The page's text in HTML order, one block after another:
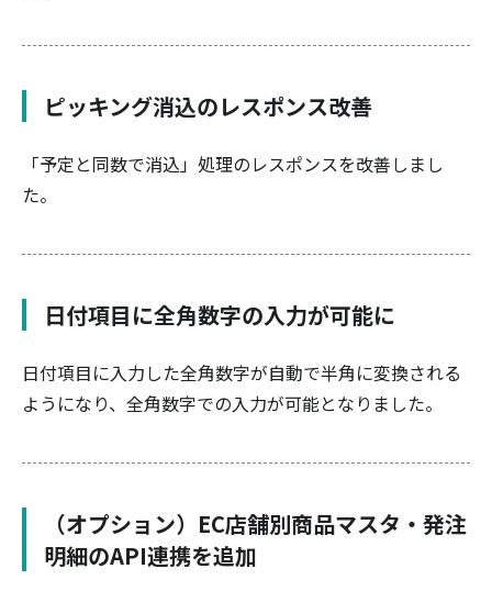
ピッキング消込のレスポンス改善
「予定と同数で消込」処理のレスポンスを改善しまし
た。
日付項目に全角数字の入力が可能に
日付項目に入力した全角数字が自動で半角に変換される
ようになり、全角数字での入力が可能となりました。
（オプション）EC店舗別商品マスタ・発注
明細のAPI連携を追加